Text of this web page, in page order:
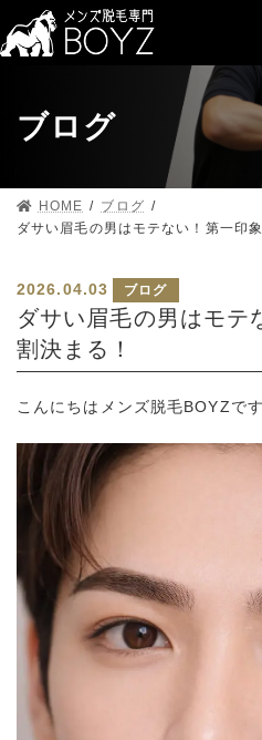
ブログ
HOME
ブログ
ダサい眉毛の男はモテない！第一印
2026.04.03 ブログ
ダサい眉毛の男はモテ
割決まる！
こんにちはメンズ脱毛BOYZです